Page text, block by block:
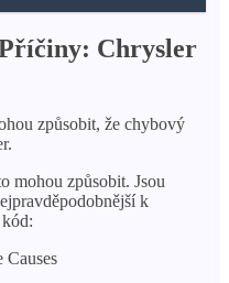
Chrysler
způsobit, že chybový
mohou způsobit. Jsou
k